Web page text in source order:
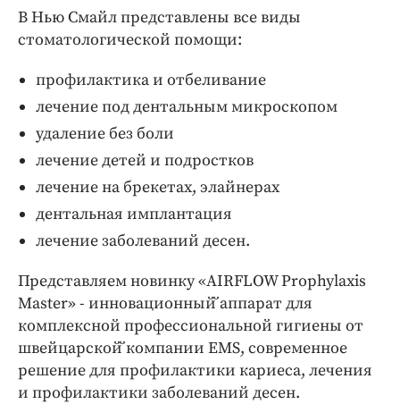
Блоги
Издания
Интересное чтиво
Клиника года
Бренд года
Работодатель года
В Нью Смайл представлены все виды
стоматологической помощи:
профилактика и отбеливание
лечение под дентальным микроскопом
удаление без боли
лечение детей и подростков
лечение на брекетах, элайнерах
дентальная имплантация
лечение заболеваний десен.
Представляем новинку «AIRFLOW Prophylaxis
Master» - инновационный̆ аппарат для
комплексной профессиональной гигиены от
швейцарской̆ компании EMS, современное
решение для профилактики кариеса, лечения
и профилактики заболеваний десен.